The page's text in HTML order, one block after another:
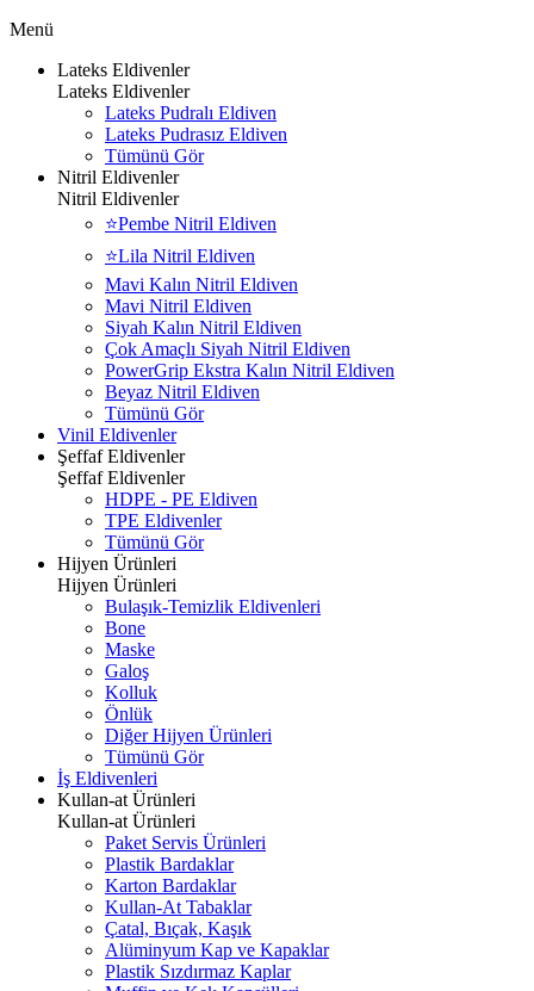
Menü
Lateks Eldivenler
Lateks Eldivenler
Lateks Pudralı Eldiven
Lateks Pudrasız Eldiven
Tümünü Gör
Nitril Eldivenler
Nitril Eldivenler
⭐Pembe Nitril Eldiven
⭐Lila Nitril Eldiven
Mavi Kalın Nitril Eldiven
Mavi Nitril Eldiven
Siyah Kalın Nitril Eldiven
Çok Amaçlı Siyah Nitril Eldiven
PowerGrip Ekstra Kalın Nitril Eldiven
Beyaz Nitril Eldiven
Tümünü Gör
Vinil Eldivenler
Şeffaf Eldivenler
Şeffaf Eldivenler
HDPE - PE Eldiven
TPE Eldivenler
Tümünü Gör
Hijyen Ürünleri
Hijyen Ürünleri
Bulaşık-Temizlik Eldivenleri
Bone
Maske
Galoş
Kolluk
Önlük
Diğer Hijyen Ürünleri
Tümünü Gör
İş Eldivenleri
Kullan-at Ürünleri
Kullan-at Ürünleri
Paket Servis Ürünleri
Plastik Bardaklar
Karton Bardaklar
Kullan-At Tabaklar
Çatal, Bıçak, Kaşık
Alüminyum Kap ve Kapaklar
Plastik Sızdırmaz Kaplar